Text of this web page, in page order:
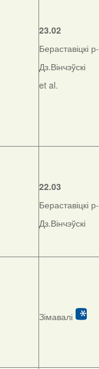
23.02
Бераставіцкі
Дз.Вінчэўскі
et al.
22.03
Бераставіцкі
Дз.Вінчэўскі
Зімавалі